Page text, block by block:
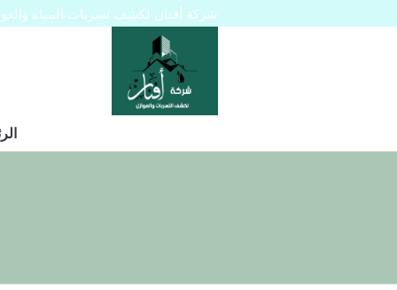
شركة أفنان لكشف تسربات المياه والعوازل